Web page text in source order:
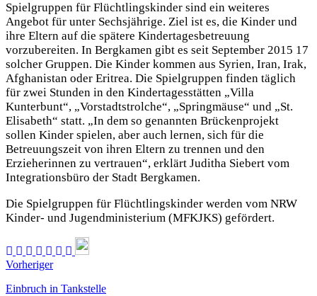
Spielgruppen für Flüchtlingskinder sind ein weiteres
Angebot für unter Sechsjährige. Ziel ist es, die Kinder und
ihre Eltern auf die spätere Kindertagesbetreuung
vorzubereiten. In Bergkamen gibt es seit September 2015 17
solcher Gruppen. Die Kinder kommen aus Syrien, Iran, Irak,
Afghanistan oder Eritrea. Die Spielgruppen finden täglich
für zwei Stunden in den Kindertagesstätten „Villa
Kunterbunt“, „Vorstadtstrolche“, „Springmäuse“ und „St.
Elisabeth“ statt. „In dem so genannten Brückenprojekt
sollen Kinder spielen, aber auch lernen, sich für die
Betreuungszeit von ihren Eltern zu trennen und den
Erzieherinnen zu vertrauen“, erklärt Juditha Siebert vom
Integrationsbüro der Stadt Bergkamen.
Die Spielgruppen für Flüchtlingskinder werden vom NRW
Kinder- und Jugendministerium (MFKJKS) gefördert.
Vorheriger
Einbruch in Tankstelle